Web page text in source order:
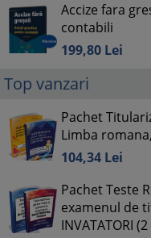
Accize fara
contabili
199,80 Lei
Top vanzari
Pachet
Limba
104,34 Lei
Pachet Teste
examenul de
INVATATORI